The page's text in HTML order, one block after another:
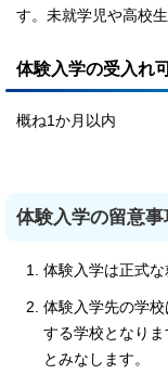
す。未就学児や高校
体験入学の受入れ
概ね1か月以内
体験入学の留意事
体験入学は正式な
体験入学先の学
する学校となり
とみなします。